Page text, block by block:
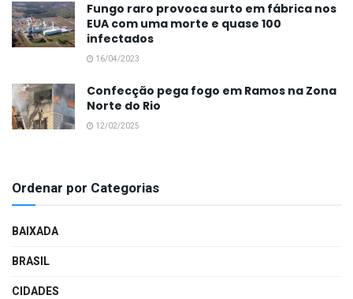
Fungo raro provoca surto em fábrica nos
EUA com uma morte e quase 100
infectados
16/04/2023
Confecção pega fogo em Ramos na Zona
Norte do Rio
12/02/2025
Ordenar por Categorias
BAIXADA
BRASIL
CIDADES